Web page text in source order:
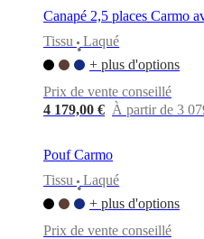
Canapé 2,5 places Carmo
Tissu
•
Laqué
+ plus d'options
Prix de vente conseillé
4 179,00 € À partir de 3
Pouf Carmo
Tissu
•
Laqué
+ plus d'options
Prix de vente conseillé